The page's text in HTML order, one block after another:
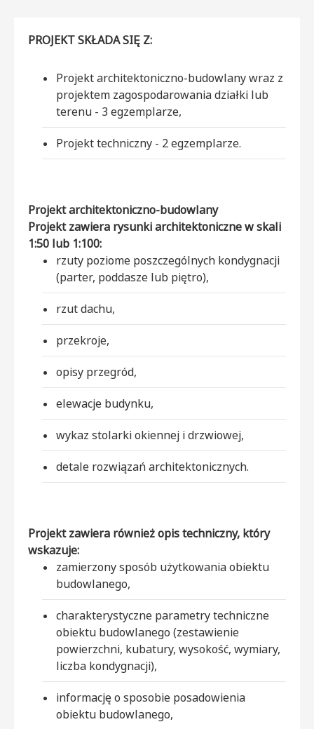
PROJEKT SKŁADA SIĘ Z:
Projekt architektoniczno-budowlany wraz z
projektem zagospodarowania działki lub
terenu - 3 egzemplarze,
Projekt techniczny - 2 egzemplarze.
Projekt architektoniczno-budowlany
Projekt zawiera rysunki architektoniczne w skali
1:50 lub 1:100:
rzuty poziome poszczególnych kondygnacji
(parter, poddasze lub piętro),
rzut dachu,
przekroje,
opisy przegród,
elewacje budynku,
wykaz stolarki okiennej i drzwiowej,
detale rozwiązań architektonicznych.
Projekt zawiera również opis techniczny, który
wskazuje:
zamierzony sposób użytkowania obiektu
budowlanego,
charakterystyczne parametry techniczne
obiektu budowlanego (zestawienie
powierzchni, kubatury, wysokość, wymiary,
liczba kondygnacji),
informację o sposobie posadowienia
obiektu budowlanego,